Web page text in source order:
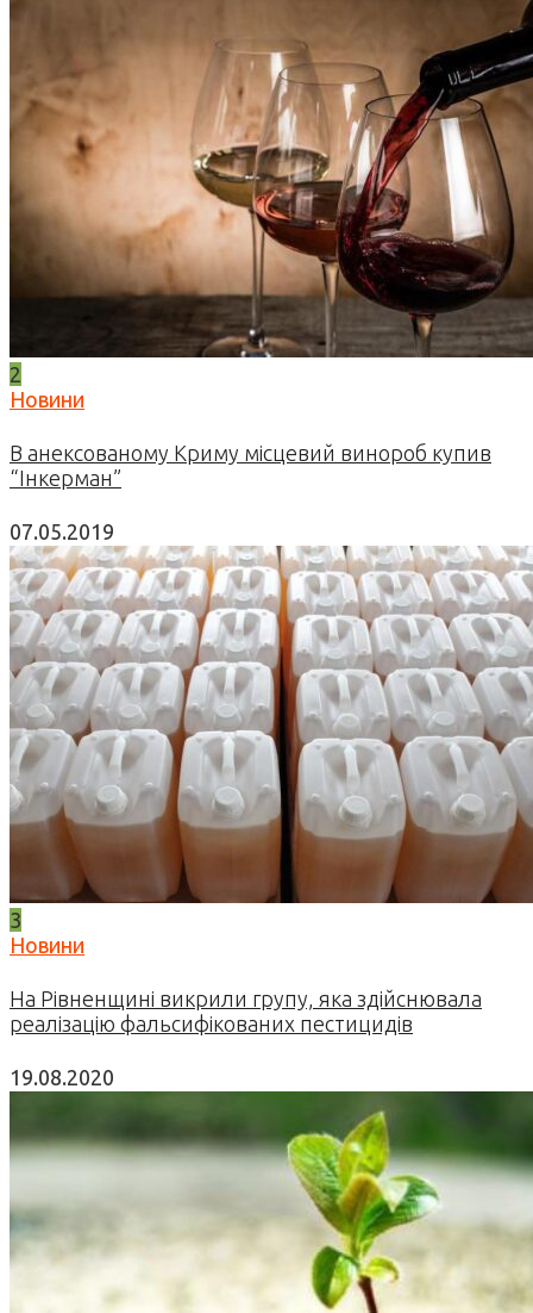
2
Новини
В анексованому Криму місцевий винороб купив
“Інкерман”
07.05.2019
3
Новини
На Рівненщині викрили групу, яка здійснювала
реалізацію фальсифікованих пестицидів
19.08.2020